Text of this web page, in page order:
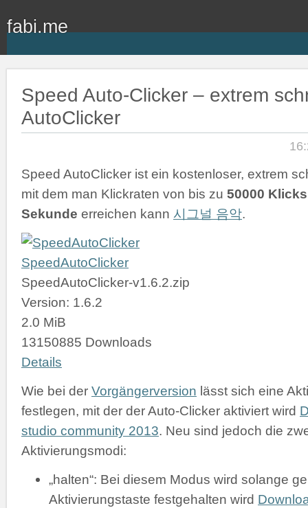
fabi.me
Speed Auto-Clicker – extrem
AutoClicker
Speed AutoClicker ist ein kostenloser, extrem
mit dem man Klickraten von bis zu 50000
Sekunde erreichen kann 시그널 음악.
SpeedAutoClicker
SpeedAutoClicker-v1.6.2.zip
Version: 1.6.2
2.0 MiB
13150885 Downloads
Details
Wie bei der Vorgängerversion lässt sich eine
festlegen, mit der der Auto-Clicker aktiviert wird
studio community 2013. Neu sind jedoch die
Aktivierungsmodi:
„halten“: Bei diesem Modus wird solange
Aktivierungstaste festgehalten wird